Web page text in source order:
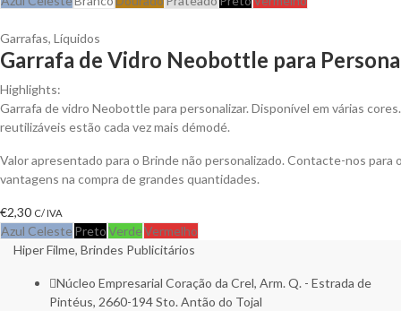
Garrafas, Líquidos
Garrafa de Vidro Neobottle para
Highlights:
Garrafa de vidro Neobottle para personalizar. Disponível em várias
reutilizáveis estão cada vez mais démodé.
Valor apresentado para o Brinde não personalizado. Contacte-nos para
vantagens na compra de grandes quantidades.
€2,30 C/ IVA
Azul Celeste PretoVerdeVermelho
Hiper Filme, Brindes Publicitários
Núcleo Empresarial Coração da Crel, Arm. Q. - Estrada de
Pintéus, 2660-194 Sto. Antão do Tojal